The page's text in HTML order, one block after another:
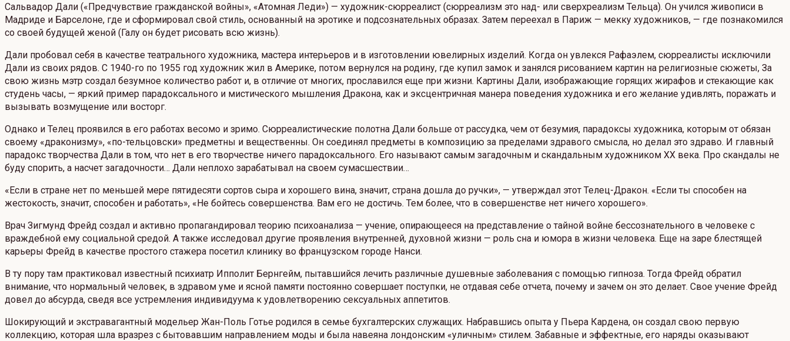
Сальвадор Дали («Предчувствие гражданской войны», «Атомная Леди») — художник-сюрреалист (сюрреализм это над- или сверхреализм Тельца). Он учился живописи в
Мадриде и Барселоне, где и сформировал свой стиль, основанный на эротике и подсознательных образах. Затем переехал в Париж — мекку художников, — где познакомился
со своей будущей женой (Галу он будет рисовать всю жизнь).
Дали пробовал себя в качестве театрального художника, мастера интерьеров и в изготовлении ювелирных изделий. Когда он увлекся Рафаэлем, сюрреалисты исключили
Дали из своих рядов. С 1940-го по 1955 год художник жил в Америке, потом вернулся на родину, где купил замок и занялся рисованием картин на религиозные сюжеты, За
свою жизнь мэтр создал безумное количество работ и, в отличие от многих, прославился еще при жизни. Картины Дали, изображающие горящих жирафов и стекающие как
студень часы, — яркий пример парадоксального и мистического мышления Дракона, как и эксцентричная манера поведения художника и его желание удивлять, поражать и
вызывать возмущение или восторг.
Однако и Телец проявился в его работах весомо и зримо. Сюрреалистические полотна Дали больше от рассудка, чем от безумия, парадоксы художника, которым от обязан
своему «драконизму», «по-тельцовски» предметны и вещественны. Он соединял предметы в композицию за пределами здравого смысла, но делал это здраво. И главный
парадокс творчества Дали в том, что нет в его творчестве ничего парадоксального. Его называют самым загадочным и скандальным художником XX века. Про скандалы не
буду спорить, а насчет загадочности… Дали неплохо зарабатывал на своем сумасшествии…
«Если в стране нет по меньшей мере пятидесяти сортов сыра и хорошего вина, значит, страна дошла до ручки», — утверждал этот Телец-Дракон. «Если ты способен на
жестокость, значит, способен и работать», «Не бойтесь совершенства. Вам его не достичь. Тем более, что в совершенстве нет ничего хорошего».
Врач Зигмунд Фрейд создал и активно пропагандировал теорию психоанализа — учение, опирающееся на представление о тайной войне бессознательного в человеке с
враждебной ему социальной средой. А также исследовал другие проявления внутренней, духовной жизни — роль сна и юмора в жизни человека. Еще на заре блестящей
карьеры Фрейд в качестве простого стажера посетил клинику во французском городе Нанси.
В ту пору там практиковал известный психиатр Ипполит Бернгейм, пытавшийся лечить различные душевные заболевания с помощью гипноза. Тогда Фрейд обратил
внимание, что нормальный человек, в здравом уме и ясной памяти постоянно совершает поступки, не отдавая себе отчета, почему и зачем он это делает. Свое учение Фрейд
довел до абсурда, сведя все устремления индивидуума к удовлетворению сексуальных аппетитов.
Шокирующий и экстравагантный модельер Жан-Поль Готье родился в семье бухгалтерских служащих. Набравшись опыта у Пьера Кардена, он создал свою первую
коллекцию, которая шла вразрез с бытовавшим направлением моды и была навеяна лондонским «уличным» стилем. Забавные и эффектные, его наряды оказывают